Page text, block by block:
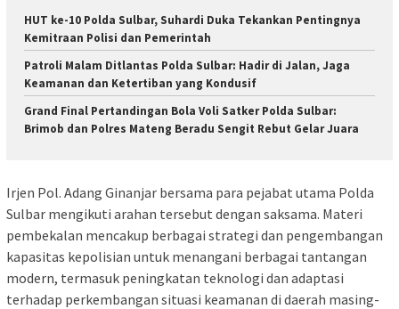
HUT ke-10 Polda Sulbar, Suhardi Duka Tekankan Pentingnya
Kemitraan Polisi dan Pemerintah
Patroli Malam Ditlantas Polda Sulbar: Hadir di Jalan, Jaga
Keamanan dan Ketertiban yang Kondusif
Grand Final Pertandingan Bola Voli Satker Polda Sulbar:
Brimob dan Polres Mateng Beradu Sengit Rebut Gelar Juara
Irjen Pol. Adang Ginanjar bersama para pejabat utama Polda
Sulbar mengikuti arahan tersebut dengan saksama. Materi
pembekalan mencakup berbagai strategi dan pengembangan
kapasitas kepolisian untuk menangani berbagai tantangan
modern, termasuk peningkatan teknologi dan adaptasi
terhadap perkembangan situasi keamanan di daerah masing-